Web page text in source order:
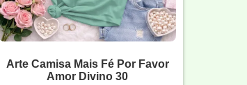
Arte Camisa Mais Fé Por Favor
Amor Divino 30